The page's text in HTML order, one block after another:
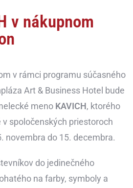
v nákupnom
v rámci programu súčasného
Art & Business Hotel bude
meno KAVICH, ktorého
spoločenských priestoroch
novembra do 15. decembra.
do jedinečného
na farby, symboly a